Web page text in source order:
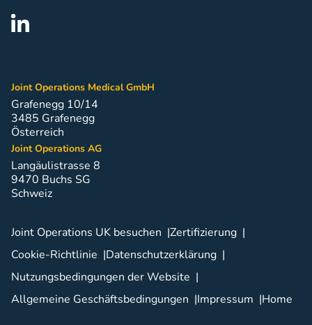
Joint Operations Medical GmbH
Grafenegg 10/14
3485 Grafenegg
Österreich
Joint Operations AG
Langäulistrasse 8
9470 Buchs SG
Schweiz
Joint Operations UK besuchen Zertifizierung
Cookie-Richtlinie
Datenschutzerklärung
Nutzungsbedingungen der Website
Allgemeine Geschäftsbedingungen
Impressum Home